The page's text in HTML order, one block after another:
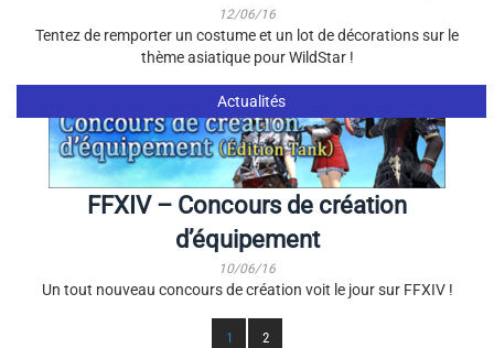
12/06/16
Tentez de remporter un costume et un lot de décorations sur le
thème asiatique pour WildStar !
Actualités
FFXIV – Concours de création
d’équipement
10/06/16
Un tout nouveau concours de création voit le jour sur FFXIV !
1 2